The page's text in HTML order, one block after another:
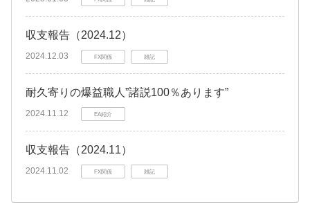
収支報告（2024.12）
2024.12.03 FX関係 雑記
耐久寄りの爆益職人”諸説100％あります”
2024.11.12 EA紹介
収支報告（2024.11）
2024.11.02 FX関係 雑記